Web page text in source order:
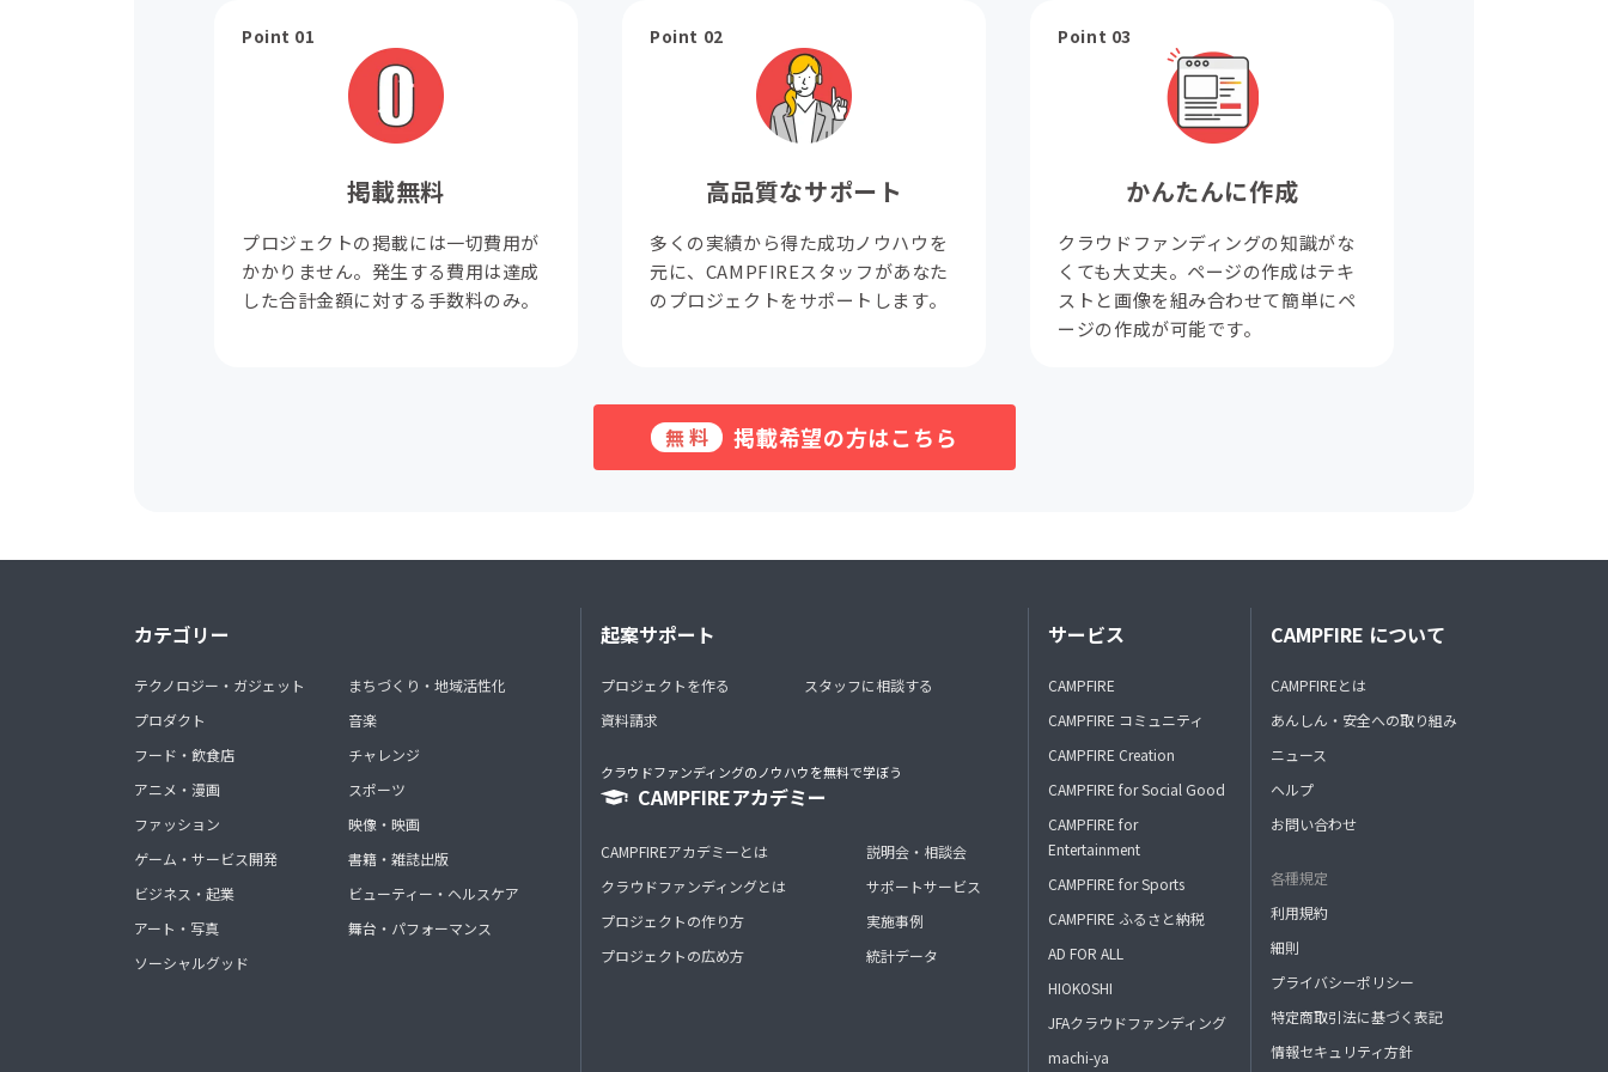
Point 01
掲載無料
プロジェクトの掲載には一切費用が
かかりません。発生する費用は達成
した合計金額に対する手数料のみ。
Point 02
高品質なサポート
多くの実績から得た成功ノウハウを
元に、CAMPFIREスタッフがあなた
のプロジェクトをサポートします。
Point 03
かんたんに作成
クラウドファンディングの知識がな
くても大丈夫。ページの作成はテキ
ストと画像を組み合わせて簡単にペ
ージの作成が可能です。
無料 掲載希望の方はこちら
カテゴリー
テクノロジー・ガジェット
プロダクト
フード・飲食店
アニメ・漫画
ファッション
ゲーム・サービス開発
ビジネス・起業
アート・写真
ソーシャルグッド
まちづくり・地域活性化
音楽
チャレンジ
スポーツ
映像・映画
書籍・雑誌出版
ビューティー・ヘルスケア
舞台・パフォーマンス
起案サポート
プロジェクトを作る
資料請求
スタッフに相談する
クラウドファンディングのノウハウを無料で学ぼう
CAMPFIREアカデミー
CAMPFIREアカデミーとは
クラウドファンディングとは
プロジェクトの作り方
プロジェクトの広め方
説明会・相談会
サポートサービス
実施事例
統計データ
サービス
CAMPFIRE
CAMPFIRE コミュニティ
CAMPFIRE Creation
CAMPFIRE for Social Good
CAMPFIRE for
Entertainment
CAMPFIRE for Sports
CAMPFIRE ふるさと納税
AD FOR ALL
HIOKOSHI
JFAクラウドファンディング
machi-ya
CAMPFIRE について
CAMPFIREとは
あんしん・安全への取り組み
ニュース
ヘルプ
お問い合わせ
各種規定
利用規約
細則
プライバシーポリシー
特定商取引法に基づく表記
情報セキュリティ方針